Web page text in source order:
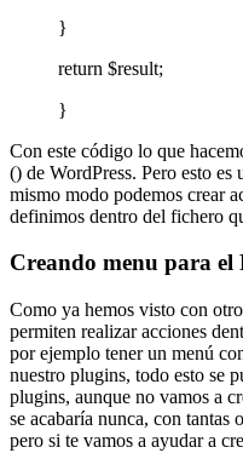
}
return $result;
}
Con este código lo que
() de WordPress. Pero esto
mismo modo podemos crear
definimos dentro del fichero
Creando menu para
Como ya hemos visto con
permiten realizar acciones
por ejemplo tener un menú
nuestro plugins, todo esto se
plugins, aunque no vamos a
se acabaría nunca, con tantas
pero si te vamos a ayudar a